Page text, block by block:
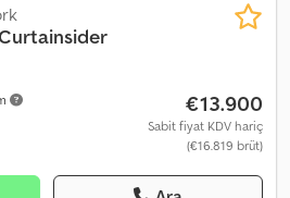
€13.900
Sabit fiyat KDV hariç
(€16.819 brüt)